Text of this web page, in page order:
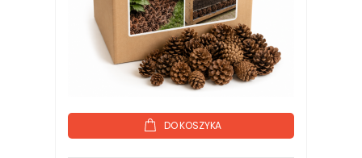
DO KOSZYKA